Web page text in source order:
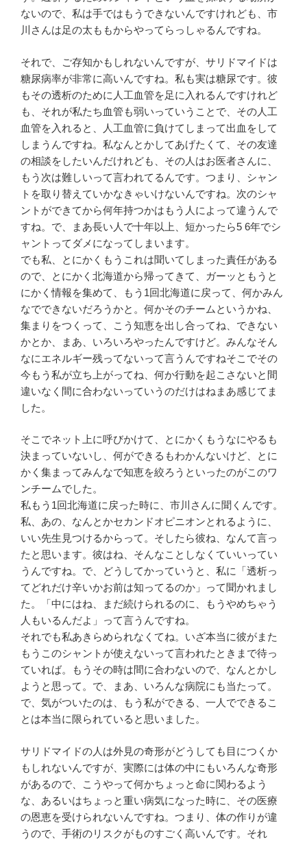
ないので、私は手ではもうできないんですけれども、市
川さんは足の太ももからやってらっしゃるんですね。
それで、ご存知かもしれないんですが、サリドマイドは
糖尿病率が非常に高いんですね。私も実は糖尿です。彼
もその透析のために人工血管を足に入れるんですけれど
も、それが私たち血管も弱いっていうことで、その人工
血管を入れると、人工血管に負けてしまって出血をして
しまうんですね。私なんとかしてあげたくて、その友達
の相談をしたいんだけれども、その人はお医者さんに、
もう次は難しいって言われてるんです。つまり、シャン
トを取り替えていかなきゃいけないんですね。次のシャ
ントができてから何年持つかはもう人によって違うんで
すね。で、まあ長い人で十年以上、短かったら5 6年でシ
ャントってダメになってしまいます。
でも私、とにかくもうこれは聞いてしまった責任がある
ので、とにかく北海道から帰ってきて、ガーッともうと
にかく情報を集めて、もう1回北海道に戻って、何かみん
なでできないだろうかと。何かそのチームというかね、
集まりをつくって、こう知恵を出し合ってね、できない
かとか、まあ、いろいろやったんですけど。みんなそん
なにエネルギー残ってないって言うんですねそこでその
今もう私が立ち上がってね、何か行動を起こさないと間
違いなく間に合わないっていうのだけはねまあ感じてま
した。
そこでネット上に呼びかけて、とにかくもうなにやるも
決まっていないし、何ができるもわかんないけど、とに
かく集まってみんなで知恵を絞ろうといったのがこのワ
ンチームでした。
私もう1回北海道に戻った時に、市川さんに聞くんです。
私、あの、なんとかセカンドオピニオンとれるように、
いい先生見つけるからって。そしたら彼ね、なんて言っ
たと思います。彼はね、そんなことしなくていいってい
うんですね。で、どうしてかっていうと、私に「透析っ
てどれだけ辛いかお前は知ってるのか」って聞かれまし
た。「中にはね、まだ続けられるのに、もうやめちゃう
人もいるんだよ」って言うんですね。
それでも私あきらめられなくてね。いざ本当に彼がまた
もうこのシャントが使えないって言われたときまで待っ
ていれば。もうその時は間に合わないので、なんとかし
ようと思って。で、まあ、いろんな病院にも当たって。
で、気がついたのは、もう私ができる、一人でできるこ
とは本当に限られていると思いました。
サリドマイドの人は外見の奇形がどうしても目につくか
もしれないんですが、実際には体の中にもいろんな奇形
があるので、こうやって何かちょっと命に関わるよう
な、あるいはちょっと重い病気になった時に、その医療
の恩恵を受けられないんですね。つまり、体の作りが違
うので、手術のリスクがものすごく高いんです。それ